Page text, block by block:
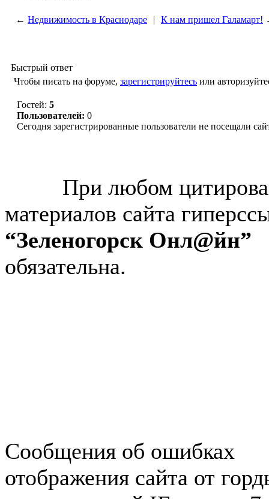
← Недвижимость в Краснодаре | К нам пришел Галамарт!
Быстрый ответ
Чтобы писать на форуме, зарегистрируйтесь или
Гостей: 5
Пользователей: 0
Сегодня зарегистрированные пользователи не посещали
При любом
материалов сайта
“Зеленогорск Онл@йн”
обязательна.
Сообщения об ошибках
отображения сайта от